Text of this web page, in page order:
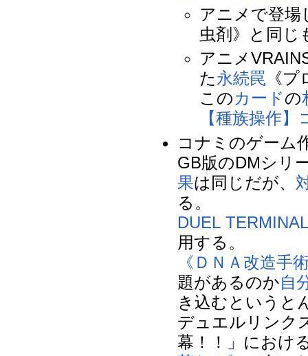
アニメで登場
虫剤》と同じ
アニメ
た永続罠 《
このカードの
【種族操作】
コナミのゲーム
GB版のDMシリ
果は同じだが、
る。
DUEL
用する。
《ＤＮＡ改造手
題があるのか自
き込むというと
デュエルリンク
幕！！」におけ